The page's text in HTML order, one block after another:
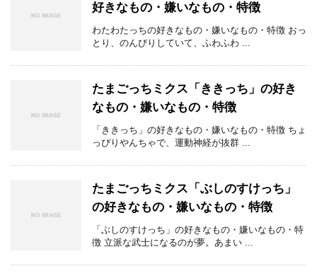
好きなもの・嫌いなもの・特徴
わたわたっちの好きなもの・嫌いなもの・特徴 おっ
とり、のんびりしていて、ふわふわ ...
たまごっちミクス「ききっち」の好き
なもの・嫌いなもの・特徴
「ききっち」の好きなもの・嫌いなもの・特徴 ちょ
っぴりやんちゃで、運動神経が抜群 ...
たまごっちミクス「ぶしのすけっち」
の好きなもの・嫌いなもの・特徴
「ぶしのすけっち」の好きなもの・嫌いなもの・特
徴 立派な武士になるのが夢。あまい ...